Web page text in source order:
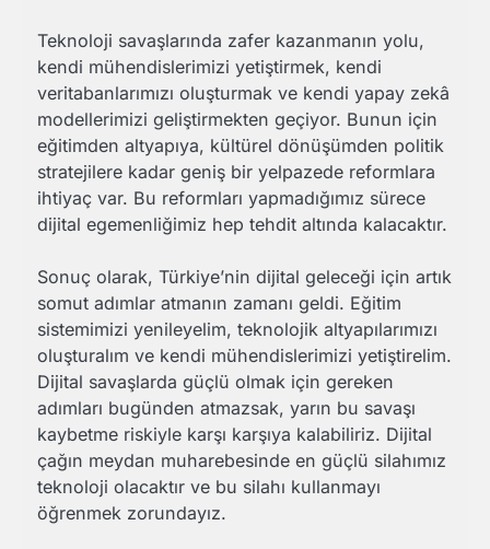
Teknoloji savaşlarında zafer kazanmanın yolu,
kendi mühendislerimizi yetiştirmek, kendi
veritabanlarımızı oluşturmak ve kendi yapay zekâ
modellerimizi geliştirmekten geçiyor. Bunun için
eğitimden altyapıya, kültürel dönüşümden politik
stratejilere kadar geniş bir yelpazede reformlara
ihtiyaç var. Bu reformları yapmadığımız sürece
dijital egemenliğimiz hep tehdit altında kalacaktır.
Sonuç olarak, Türkiye’nin dijital geleceği için artık
somut adımlar atmanın zamanı geldi. Eğitim
sistemimizi yenileyelim, teknolojik altyapılarımızı
oluşturalım ve kendi mühendislerimizi yetiştirelim.
Dijital savaşlarda güçlü olmak için gereken
adımları bugünden atmazsak, yarın bu savaşı
kaybetme riskiyle karşı karşıya kalabiliriz. Dijital
çağın meydan muharebesinde en güçlü silahımız
teknoloji olacaktır ve bu silahı kullanmayı
öğrenmek zorundayız.